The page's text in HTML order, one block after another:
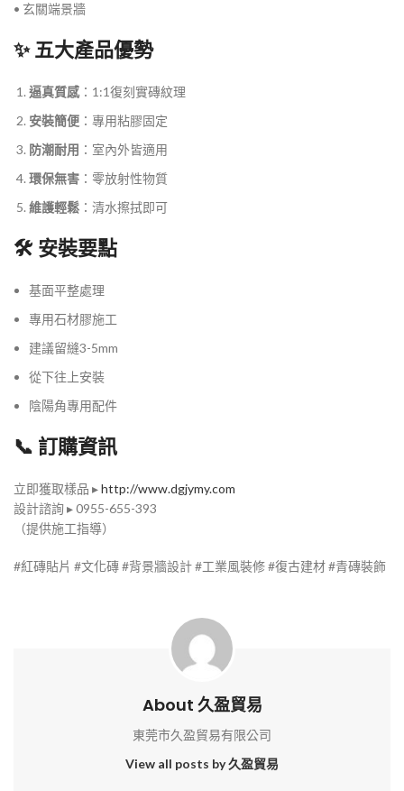
• 玄關端景牆
✨ 五大產品優勢
逼真質感 ：1:1復刻實磚紋理
安裝簡便 ：專用粘膠固定
防潮耐用 ：室內外皆適用
環保無害 ：零放射性物質
維護輕鬆 ：清水擦拭即可
🛠️ 安裝要點
基面平整處理
專用石材膠施工
建議留縫3-5mm
從下往上安裝
陰陽角專用配件
📞 訂購資訊
立即獲取樣品 ▸http://www.dgjymy.com
設計諮詢 ▸ 0955-655-393
（提供施工指導）
#紅磚貼片 #文化磚 #背景牆設計 #工業風裝修 #復古建材 #青磚裝飾
About 久盈貿易
東莞市久盈貿易有限公司
View all posts by 久盈貿易